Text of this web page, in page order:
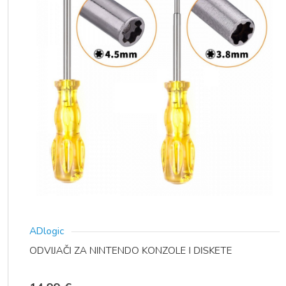
ADlogic
ODVIJAČI ZA NINTENDO KONZOLE I DISKETE